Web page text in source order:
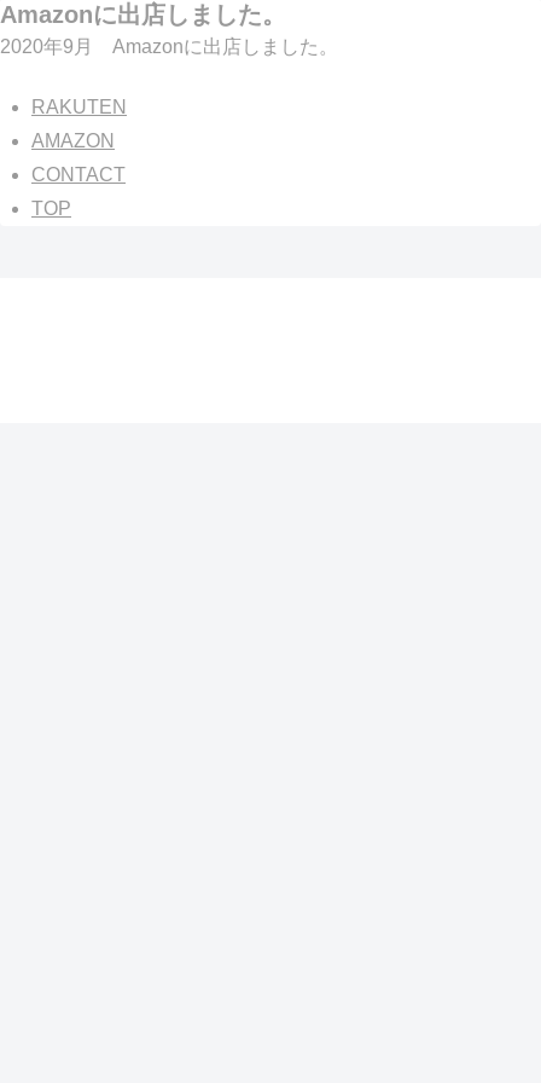
Amazonに出店しました。
2020年9月 Amazonに出店しました。
RAKUTEN
AMAZON
CONTACT
TOP